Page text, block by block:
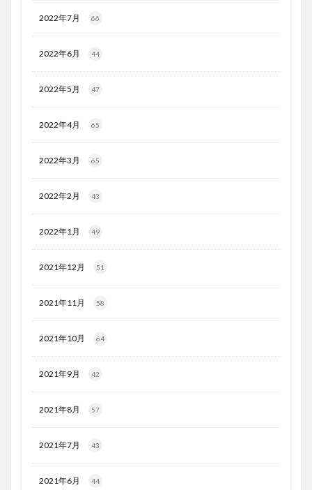
2022年7月 66
2022年6月 44
2022年5月 47
2022年4月 65
2022年3月 65
2022年2月 43
2022年1月 49
2021年12月 51
2021年11月 58
2021年10月 64
2021年9月 42
2021年8月 57
2021年7月 43
2021年6月 44